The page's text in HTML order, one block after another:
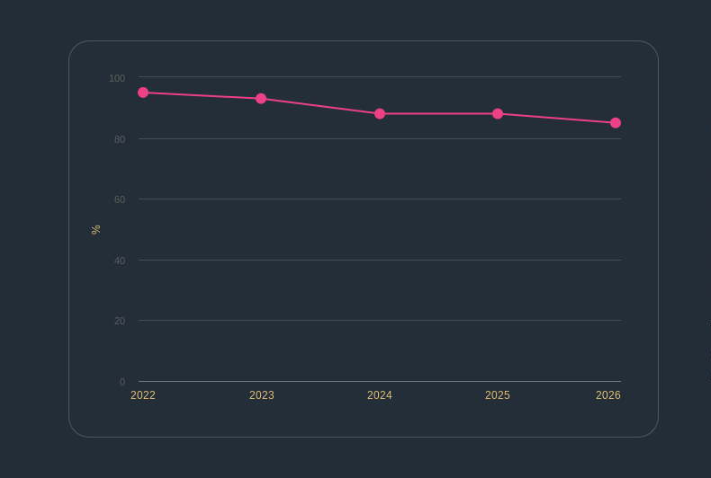
%
2022 2023 2024 2025 2026
0
20
40
60
80
100